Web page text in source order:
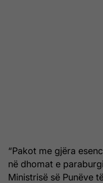
“Pakot me gjëra
në dhomat e
Ministrisë së Punëve